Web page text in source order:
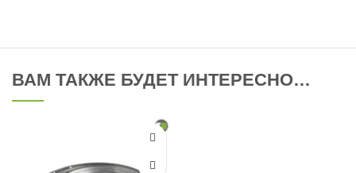
ВАМ ТАКЖЕ БУДЕТ ИНТЕРЕСНО…